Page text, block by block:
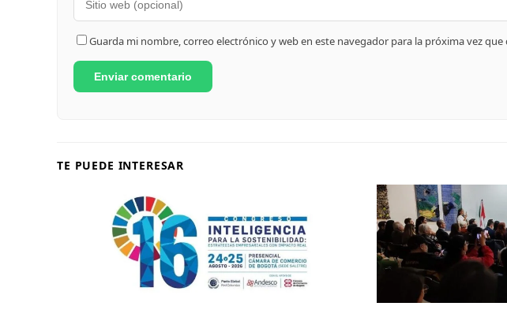
Guarda mi nombre, correo electrónico y web en este navegador para la próxima vez que
TE PUEDE INTERESAR